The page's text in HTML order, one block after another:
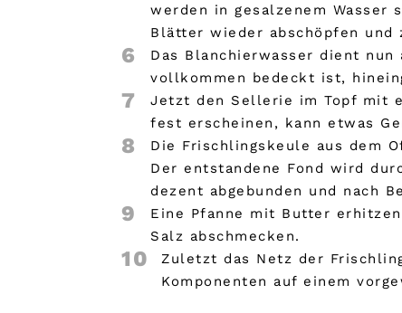
werden in gesalzenem Wasser
Blätter wieder abschöpfen und
6
Das Blanchierwasser dient
vollkommen bedeckt ist,
7
Jetzt den Sellerie im Topf mit
fest erscheinen, kann etwas
8
Die Frischlingskeule aus dem
Der entstandene Fond wird
dezent abgebunden und nach
9
Eine Pfanne mit Butter
Salz abschmecken.
10
Zuletzt das Netz der
Komponenten auf einem